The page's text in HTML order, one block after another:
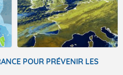
POUR PRÉVENIR LES